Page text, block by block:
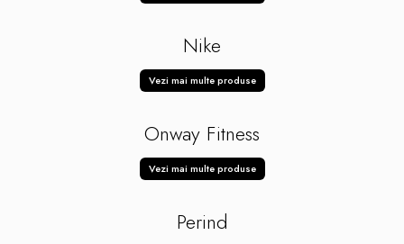
Nike
Vezi mai multe produse
Onway Fitness
Vezi mai multe produse
Perind